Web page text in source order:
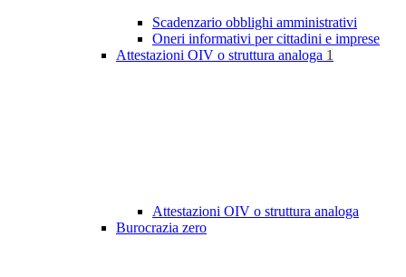
Scadenzario obblighi amministrativi
Oneri informativi per cittadini e imprese
Attestazioni OIV o struttura analoga 1
Attestazioni OIV o struttura analoga
Burocrazia zero